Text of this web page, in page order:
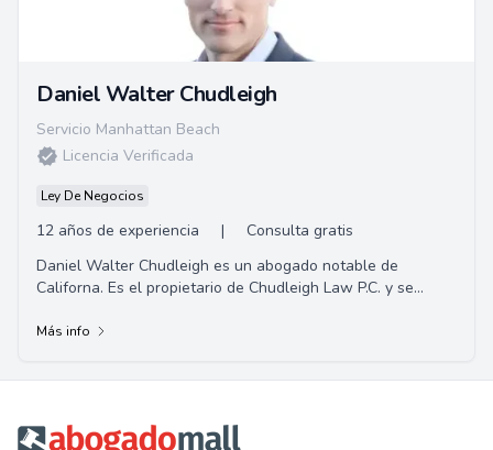
Daniel Walter Chudleigh
Servicio Manhattan Beach
Licencia Verificada
Ley De Negocios
12 años de experiencia |
Consulta gratis
Daniel Walter Chudleigh es un abogado notable de
Californa. Es el propietario de Chudleigh Law P.C. y se
Más info